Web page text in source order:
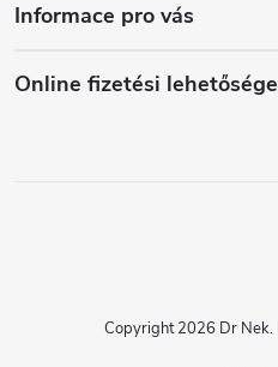
Informace pro vás
Online fizetési
Copyright 2026 Dr Nek.